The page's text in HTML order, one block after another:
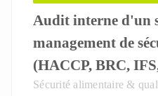
Audit interne d'un
management de
(HACCP, BRC,
Sécurité alimentaire &